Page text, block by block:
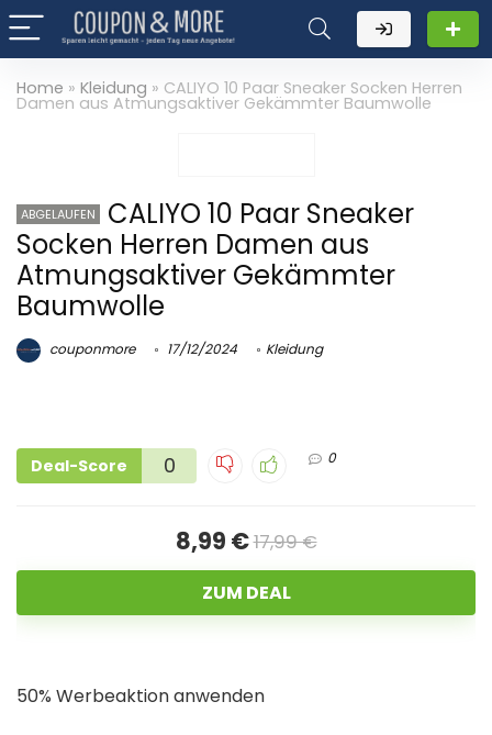
Home » Kleidung » CALIYO 10 Paar Sneaker Socken Herren
Damen aus Atmungsaktiver Gekämmter Baumwolle
ABGELAUFEN
CALIYO 10 Paar Sneaker
Socken Herren Damen aus
Atmungsaktiver Gekämmter
Baumwolle
couponmore 17/12/2024 Kleidung
Deal-Score 0 0
8,99 €17,99 €
ZUM DEAL
50% Werbeaktion anwenden